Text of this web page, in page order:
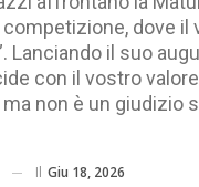
dove il
Lanciando il suo
con il vostro
non è un giudizio
Il Giu 18, 2026